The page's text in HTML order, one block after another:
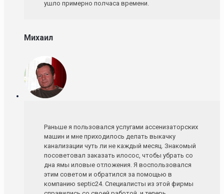
ушло примерно полчаса времени.
Михаил
Раньше я пользовался услугами ассенизаторских
машин и мне приходилось делать выкачку
канализации чуть ли не каждый месяц. Знакомый
посоветовал заказать илосос, чтобы убрать со
дна ямы иловые отложения. Я воспользовался
этим советом и обратился за помощью в
компанию septic24. Специалисты из этой фирмы